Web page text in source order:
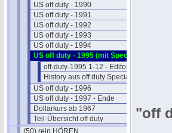
US off duty - 1990
US off duty - 1991
US off duty - 1992
US off duty - 1993
US off duty - 1994
US off duty - 1995 (mit Special)
off-duty-1995 1-12 - Editorials
History aus off duty Special 1995
US off duty - 1996
US off duty - 1997 - Ende
Dollarkurs ab 1967
Teil-Übersicht off duty
(50) rein HÖREN
"off